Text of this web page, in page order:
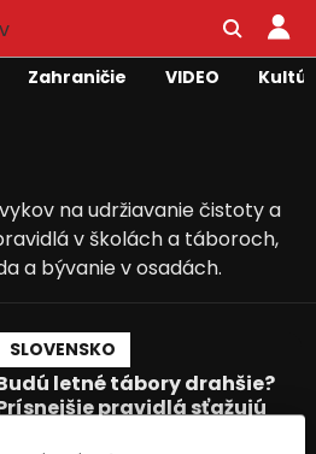
Zahraničie VIDEO
na udržiavanie čistoty a
v školách a táboroch,
a bývanie v osadách.
SLOVENSKO
letné tábory drahšie?
pravidlá sťažujú